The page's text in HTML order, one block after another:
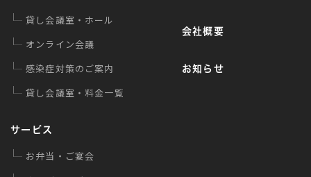
貸し会議室・ホール
オンライン会議
感染症対策のご案内
貸し会議室・料金一覧
サービス
お弁当・ご宴会
会社概要
お知らせ